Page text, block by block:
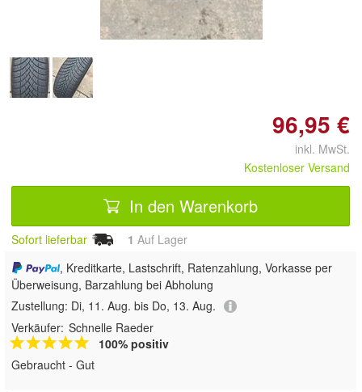
96,95 €
inkl. MwSt.
Kostenloser Versand
In den Warenkorb
Sofort lieferbar 1 Auf Lager
, Kreditkarte, Lastschrift, Ratenzahlung, Vorkasse per
Überweisung, Barzahlung bei Abholung
Zustellung: Di, 11. Aug. bis Do, 13. Aug.
Verkäufer: Schnelle Raeder
100% positiv
Gebraucht - Gut